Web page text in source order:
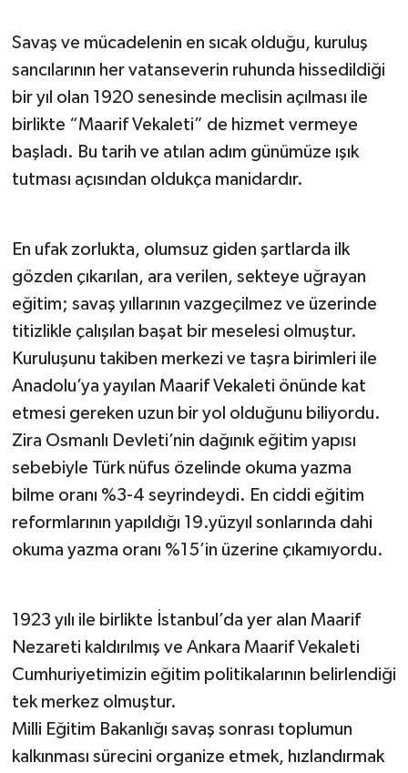
Savaş ve mücadelenin en sıcak olduğu, kuruluş
sancılarının her vatanseverin ruhunda hissedildiği
bir yıl olan 1920 senesinde meclisin açılması ile
birlikte “Maarif Vekaleti” de hizmet vermeye
başladı. Bu tarih ve atılan adım günümüze ışık
tutması açısından oldukça manidardır.
En ufak zorlukta, olumsuz giden şartlarda ilk
gözden çıkarılan, ara verilen, sekteye uğrayan
eğitim; savaş yıllarının vazgeçilmez ve üzerinde
titizlikle çalışılan başat bir meselesi olmuştur.
Kuruluşunu takiben merkezi ve taşra birimleri ile
Anadolu’ya yayılan Maarif Vekaleti önünde kat
etmesi gereken uzun bir yol olduğunu biliyordu.
Zira Osmanlı Devleti’nin dağınık eğitim yapısı
sebebiyle Türk nüfus özelinde okuma yazma
bilme oranı %3-4 seyrindeydi. En ciddi eğitim
reformlarının yapıldığı 19.yüzyıl sonlarında dahi
okuma yazma oranı %15’in üzerine çıkamıyordu.
1923 yılı ile birlikte İstanbul’da yer alan Maarif
Nezareti kaldırılmış ve Ankara Maarif Vekaleti
Cumhuriyetimizin eğitim politikalarının belirlendiği
tek merkez olmuştur.
Milli Eğitim Bakanlığı savaş sonrası toplumun
kalkınması sürecini organize etmek, hızlandırmak